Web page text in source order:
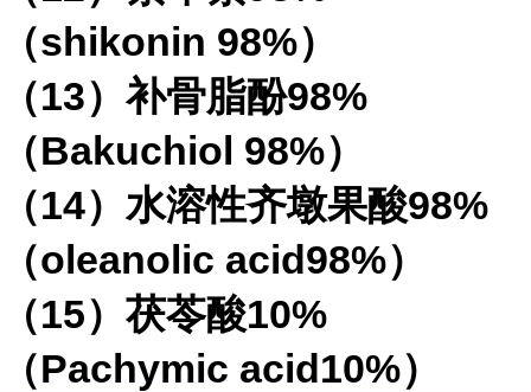
（shikonin 98%）
（13）补骨脂酚98%
（Bakuchiol 98%）
（14）水溶性齐墩果酸98%
（oleanolic acid98%）
（15）茯苓酸10%
（Pachymic acid10%）